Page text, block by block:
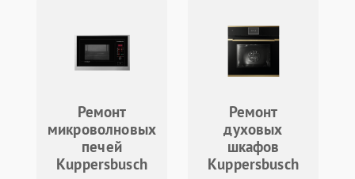
Ремонт
микроволновых
печей
Kuppersbusch
Ремонт
духовых
шкафов
Kuppersbusch